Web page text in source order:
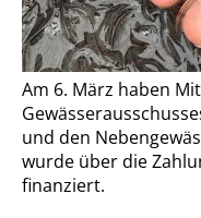
Am 6. März haben
und den
wurde über die
finanziert.